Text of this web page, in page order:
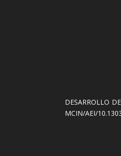
DESARROLLO
MCIN/AEI/